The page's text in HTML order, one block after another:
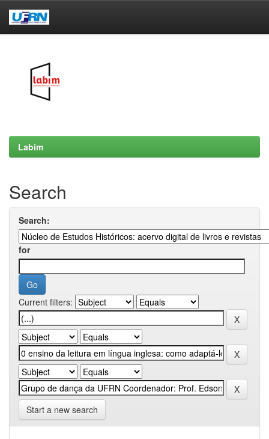
Labim
Search
Search:
for
Current filters:
Start a new search